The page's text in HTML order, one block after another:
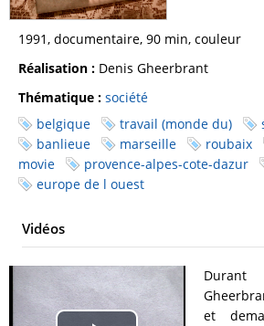
1991, documentaire, 90 min, couleur
Réalisation : Denis Gheerbrant
Thématique : société
belgique
travail (monde du)
banlieue
marseille roubaix
movie
provence-alpes-cote-dazur
europe de l ouest
Vidéos
et